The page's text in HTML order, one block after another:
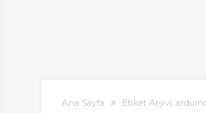
Ana Sayfa Etiket Arşivi: